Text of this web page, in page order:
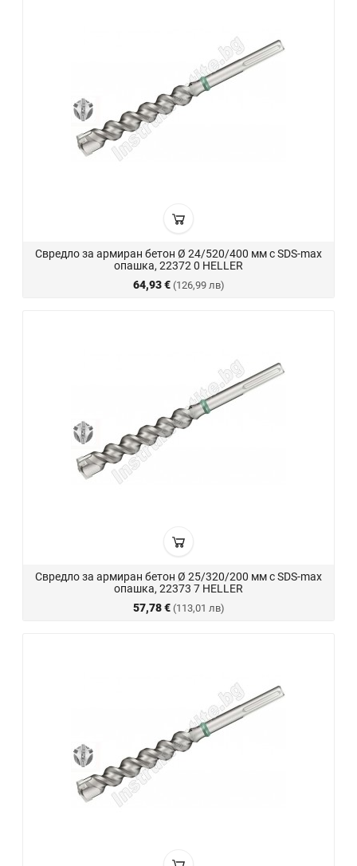
Свредло за армиран бетон Ø 24/520/400 мм с SDS-max
опашка, 22372 0 HELLER
64,93 € (126,99 лв)
Свредло за армиран бетон Ø 25/320/200 мм с SDS-max
опашка, 22373 7 HELLER
57,78 € (113,01 лв)